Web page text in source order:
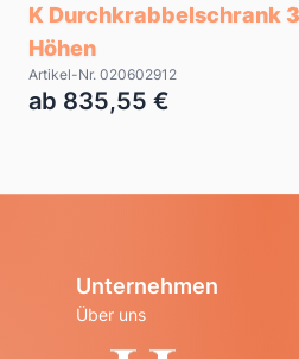
K Durchkrabbelschrank
Höhen
Artikel-Nr. 020602912
ab 835,55 €
Unternehmen
Über uns